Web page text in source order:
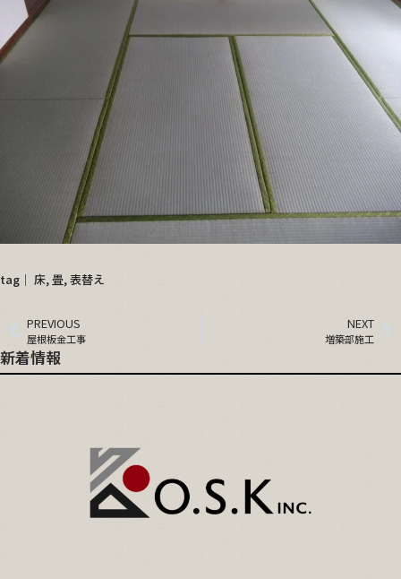
tag│ 床,畳,表替え
PREVIOUS
屋根板金工事
NEXT
増築部施工
新着情報